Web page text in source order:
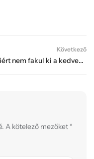
Következő
Miért nem fakul ki a kedvenc mintád? A DTF technológia titka és tartóssága a hagyományos vasalással szemben
A kötelező mezőket *